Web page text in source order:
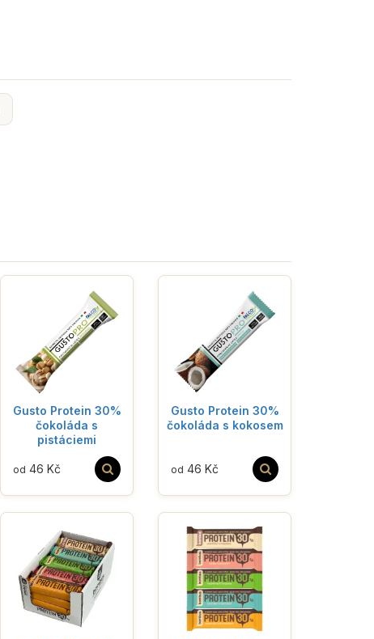
Gusto Protein 30%
čokoláda s
pistáciemi
od 46 Kč
Gusto Protein 30%
čokoláda s kokosem
od 46 Kč